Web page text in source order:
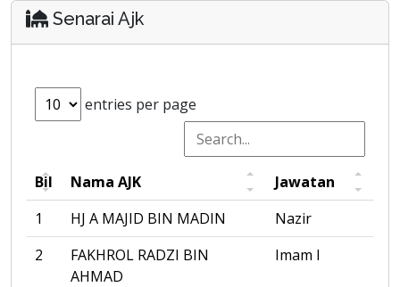
Senarai Ajk
entries per page
Bil Nama AJK
Jawatan
1
HJ A MAJID BIN MADIN
Nazir
2
FAKHROL RADZI BIN
AHMAD
Imam I